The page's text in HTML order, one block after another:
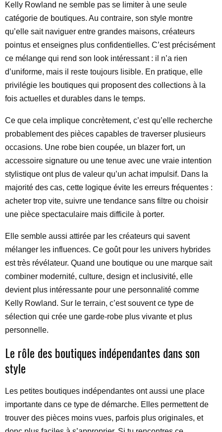
Kelly Rowland ne semble pas se limiter à une seule
catégorie de boutiques. Au contraire, son style montre
qu’elle sait naviguer entre grandes maisons, créateurs
pointus et enseignes plus confidentielles. C’est précisément
ce mélange qui rend son look intéressant : il n’a rien
d’uniforme, mais il reste toujours lisible. En pratique, elle
privilégie les boutiques qui proposent des collections à la
fois actuelles et durables dans le temps.
Ce que cela implique concrètement, c’est qu’elle recherche
probablement des pièces capables de traverser plusieurs
occasions. Une robe bien coupée, un blazer fort, un
accessoire signature ou une tenue avec une vraie intention
stylistique ont plus de valeur qu’un achat impulsif. Dans la
majorité des cas, cette logique évite les erreurs fréquentes :
acheter trop vite, suivre une tendance sans filtre ou choisir
une pièce spectaculaire mais difficile à porter.
Elle semble aussi attirée par les créateurs qui savent
mélanger les influences. Ce goût pour les univers hybrides
est très révélateur. Quand une boutique ou une marque sait
combiner modernité, culture, design et inclusivité, elle
devient plus intéressante pour une personnalité comme
Kelly Rowland. Sur le terrain, c’est souvent ce type de
sélection qui crée une garde-robe plus vivante et plus
personnelle.
Le rôle des boutiques indépendantes dans son
style
Les petites boutiques indépendantes ont aussi une place
importante dans ce type de démarche. Elles permettent de
trouver des pièces moins vues, parfois plus originales, et